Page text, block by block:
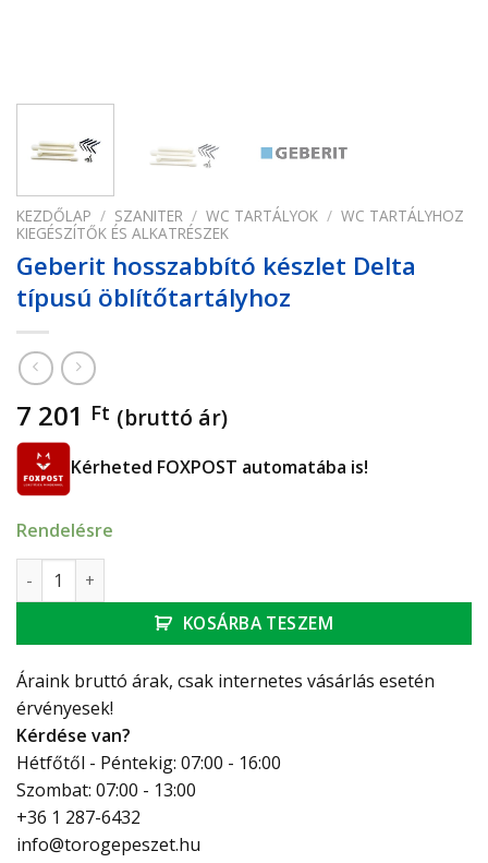
KEZDŐLAP / SZANITER / WC TARTÁLYOK / WC TARTÁLYHOZ
KIEGÉSZÍTŐK ÉS ALKATRÉSZEK
Geberit hosszabbító készlet Delta
típusú öblítőtartályhoz
7 201 Ft (bruttó ár)
Kérheted FOXPOST automatába is!
Rendelésre
Geberit hosszabbító készlet Delta típusú öblítőtartályhoz
KOSÁRBA TESZEM
Áraink bruttó árak, csak internetes vásárlás esetén
érvényesek!
Kérdése van?
Hétfőtől - Péntekig: 07:00 - 16:00
Szombat: 07:00 - 13:00
+36 1 287-6432
info@torogepeszet.hu